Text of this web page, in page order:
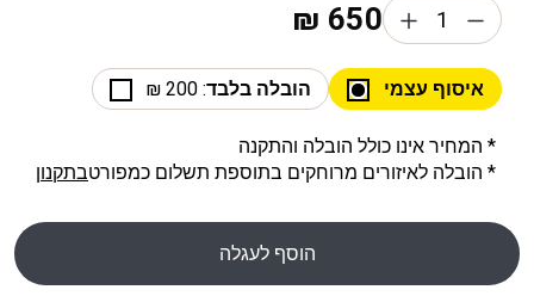
₪ 650
איסוף עצמי הובלה בלבד: 200 ₪
* המחיר אינו כולל הובלה והתקנה
* הובלה לאיזורים מרוחקים בתוספת תשלום כמפורטבתקנון
הוסף לעגלה